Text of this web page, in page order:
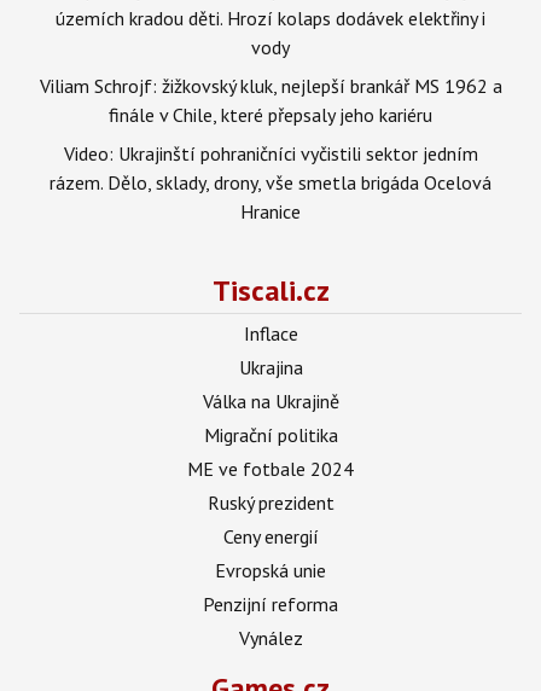
územích kradou děti. Hrozí kolaps dodávek elektřiny i
vody
Viliam Schrojf: žižkovský kluk, nejlepší brankář MS 1962 a
finále v Chile, které přepsaly jeho kariéru
Video: Ukrajinští pohraničníci vyčistili sektor jedním
rázem. Dělo, sklady, drony, vše smetla brigáda Ocelová
Hranice
Tiscali.cz
Inflace
Ukrajina
Válka na Ukrajině
Migrační politika
ME ve fotbale 2024
Ruský prezident
Ceny energií
Evropská unie
Penzijní reforma
Vynález